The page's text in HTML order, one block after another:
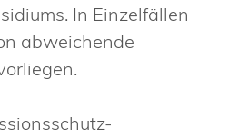
In Einzelfällen
abweichende